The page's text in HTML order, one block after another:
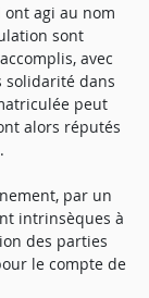
ont agi au nom
sont
avec
solidarité dans
peut
alors réputés
par un
intrinsèques à
des parties
le compte de